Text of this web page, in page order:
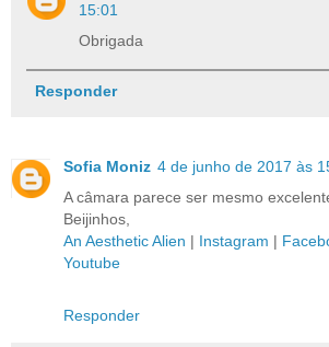
15:01
Obrigada
Responder
Sofia Moniz 4 de junho de 2017 às
A câmara parece ser mesmo
Beijinhos,
An Aesthetic Alien | Instagram |
Youtube
Responder